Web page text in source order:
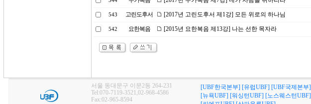
543 고린도후서 [2017년 고린도후서 제1강] 모든 위로의 하나님
542 요한복음 [2015년 요한복음 제13강] 나는 선한 목자라
서울 동대문구 이문2동 264-231
Tel:070-7119-3521,02-968-4586
Fax:02-965-8594
[UBF한국본부] [유럽UBF] [UBF국제본부]
[뉴욕UBF] [워싱턴UBF] [노스웨스턴UBF]